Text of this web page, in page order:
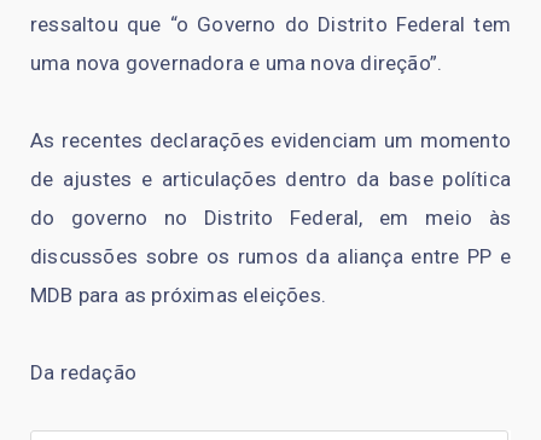
ressaltou que “o Governo do Distrito Federal tem
uma nova governadora e uma nova direção”.
As recentes declarações evidenciam um momento
de ajustes e articulações dentro da base política
do governo no Distrito Federal, em meio às
discussões sobre os rumos da aliança entre PP e
MDB para as próximas eleições.
Da redação